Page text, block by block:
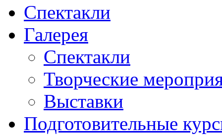
Спектакли
Галерея
Спектакли
Творческие
Выставки
Подготовительные